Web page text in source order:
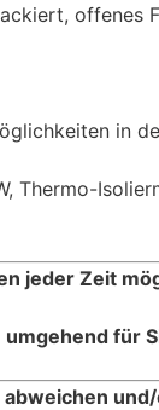
offenes
in
Thermo-
jeder Zeit
für